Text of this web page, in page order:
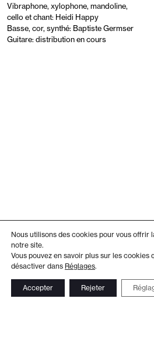
Vibraphone, xylophone, mandoline,
cello et chant: Heidi Happy
Basse, cor, synthé: Baptiste Germser
Guitare: distribution en cours
Nous utilisons des cookies pour vous offrir
notre site.
Vous pouvez en savoir plus sur les cookies
désactiver dans Réglages.
Accepter Rejeter